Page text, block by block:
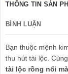
THÔNG TIN SẢN
BÌNH LUẬN
Bạn thuộc mệnh
thu hút tài lộc.
tài lộc rồng nổi